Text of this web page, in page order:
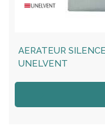
AERATEUR
UNELVENT